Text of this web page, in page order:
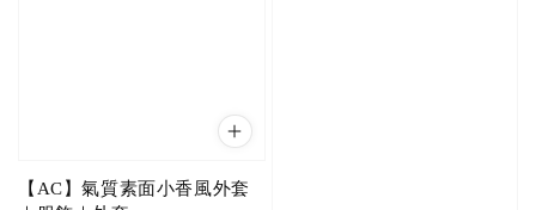
【AC】氣質素面小香風外套